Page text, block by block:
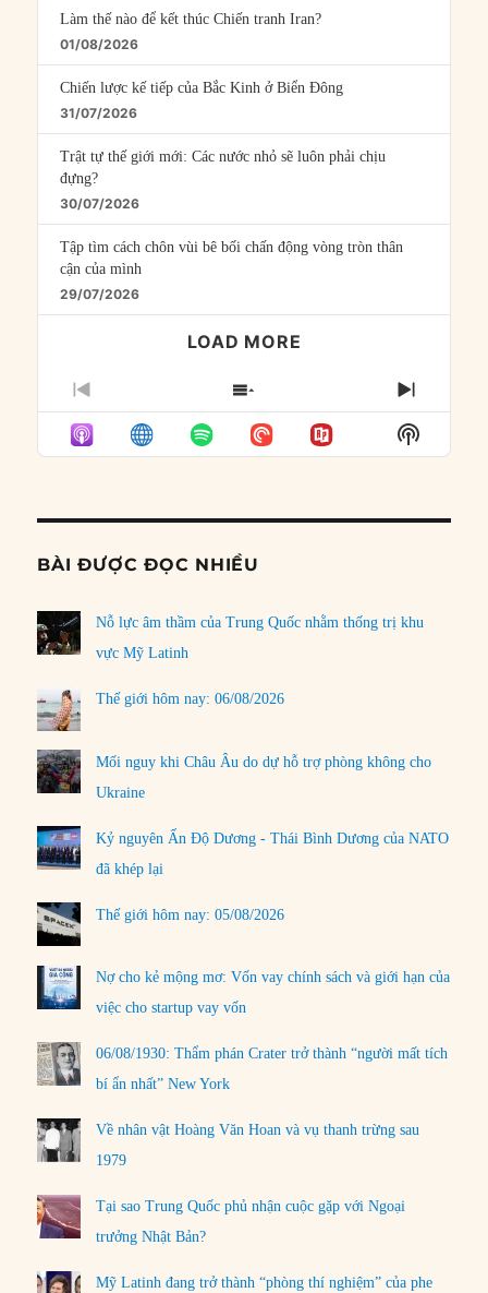
Làm thế nào để kết thúc Chiến tranh Iran?
01/08/2026
Chiến lược kế tiếp của Bắc Kinh ở Biển Đông
31/07/2026
Trật tự thế giới mới: Các nước nhỏ sẽ luôn phải chịu
đựng?
30/07/2026
Tập tìm cách chôn vùi bê bối chấn động vòng tròn thân
cận của mình
29/07/2026
LOAD MORE
PREVIOUS
EPISODE
SHOW
EPISODES
LIST
NEXT
Show
Podcast
BÀI ĐƯỢC ĐỌC NHIỀU
Nỗ lực âm thầm của Trung Quốc nhằm thống trị khu
vực Mỹ Latinh
Thế giới hôm nay: 06/08/2026
Mối nguy khi Châu Âu do dự hỗ trợ phòng không cho
Ukraine
Kỷ nguyên Ấn Độ Dương - Thái Bình Dương của NATO
đã khép lại
Thế giới hôm nay: 05/08/2026
Nợ cho kẻ mộng mơ: Vốn vay chính sách và giới hạn của
việc cho startup vay vốn
06/08/1930: Thẩm phán Crater trở thành “người mất tích
bí ẩn nhất” New York
Về nhân vật Hoàng Văn Hoan và vụ thanh trừng sau
1979
Tại sao Trung Quốc phủ nhận cuộc gặp với Ngoại
trưởng Nhật Bản?
Mỹ Latinh đang trở thành “phòng thí nghiệm” của phe